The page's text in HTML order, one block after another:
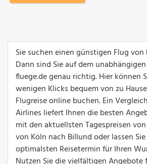
Sie suchen einen günstigen Flug
Dann sind Sie auf dem
fluege.de genau richtig. Hier können
wenigen Klicks bequem von zu
Flugreise online buchen. Ein
Airlines liefert Ihnen die besten
mit den aktuellsten Tagespreisen
von Köln nach Billund oder lassen
optimalsten Reisetermin für Ihren